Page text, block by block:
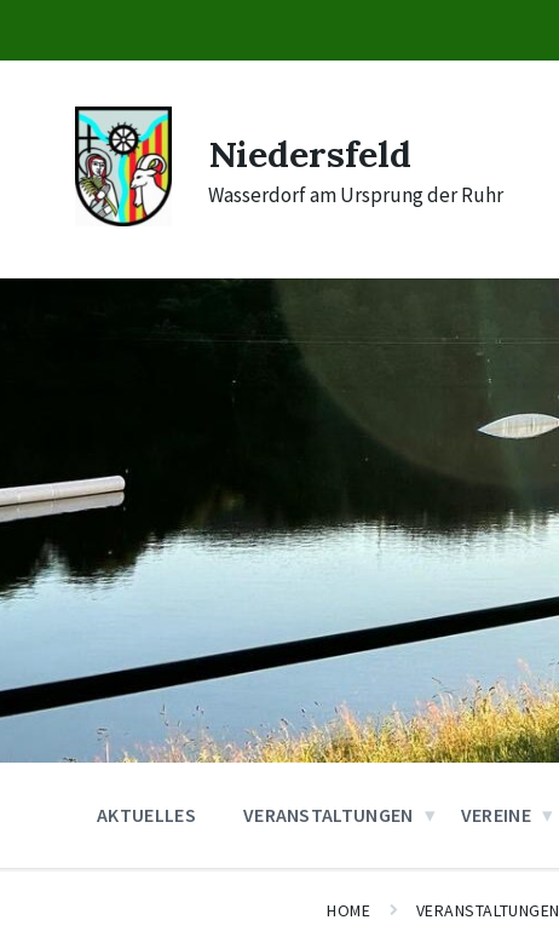
content
main
footer
Niedersfeld
Wasserdorf am Ursprung der Ruhr
AKTUELLES VERANSTALTUNGEN VEREINE
HOME VERANSTALTUNGEN